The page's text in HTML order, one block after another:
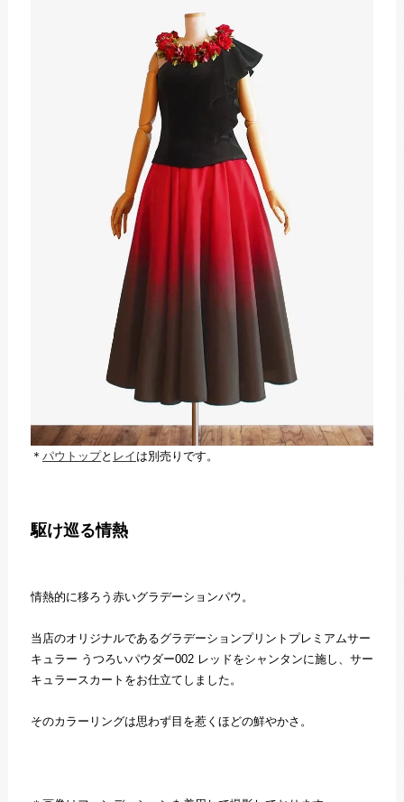
＊ パウトップと レイ は別売りです。
駆け巡る情熱
情熱的に移ろう赤いグラデーションパウ。
当店のオリジナルであるグラデーションプリントプレミアムサー
キュラー うつろいパウダー002 レッドをシャンタンに施し、サー
キュラースカートをお仕立てしました。
そのカラーリングは思わず目を惹くほどの鮮やかさ。